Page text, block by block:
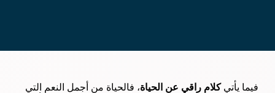
فيما يأتيكلام راقي عن الحياة، فالحياة من أجمل النعم التي